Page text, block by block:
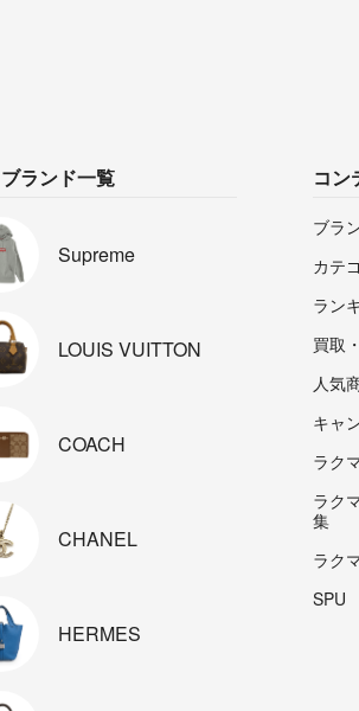
ランド一覧
Supreme
LOUIS VUITTON
COACH
CHANEL
HERMES
コン
ブラ
カテ
ラン
買取
人気
キャ
ラク
ラク
集
ラク
SPU